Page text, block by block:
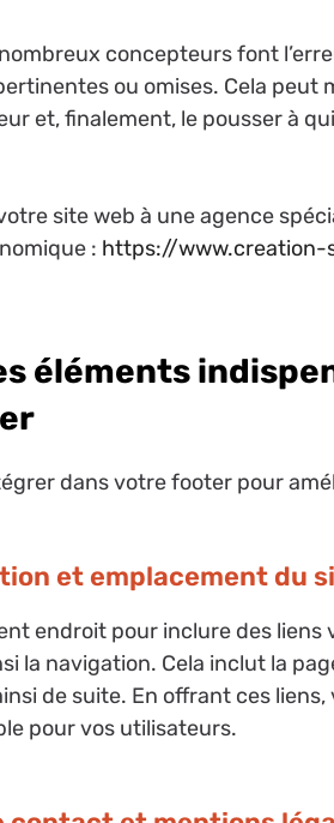
concepteurs font
ou omises. Cela peut
et, finalement, le pousser à
site web à une agence
: https://
éléments
dans votre footer pour
et emplacement du
endroit pour inclure des liens
la navigation. Cela inclut la
de suite. En offrant ces
pour vos utilisateurs.